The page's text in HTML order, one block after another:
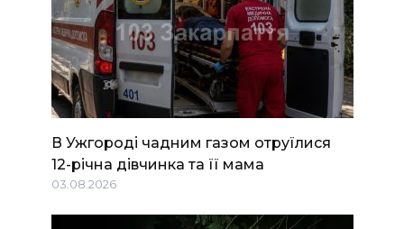
В Ужгороді чадним газом отруїлися
12-річна дівчинка та її мама
03.08.2026